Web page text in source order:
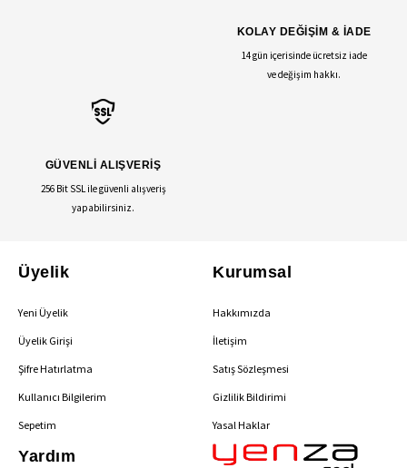
KOLAY DEĞİŞİM & İADE
14 gün içerisinde ücretsiz iade
ve değişim hakkı.
GÜVENLİ ALIŞVERİŞ
256 Bit SSL ile güvenli alışveriş
yapabilirsiniz.
Üyelik
Yeni Üyelik
Üyelik Girişi
Şifre Hatırlatma
Kullanıcı Bilgilerim
Sepetim
Kurumsal
Hakkımızda
İletişim
Satış Sözleşmesi
Gizlilik Bildirimi
Yasal Haklar
Yardım